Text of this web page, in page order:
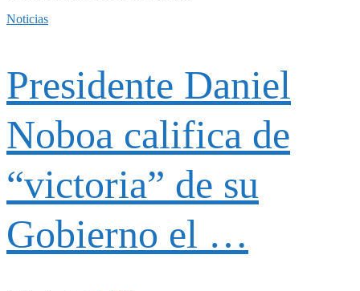
Noticias
Presidente Daniel
Noboa califica de
“victoria” de su
Gobierno el …